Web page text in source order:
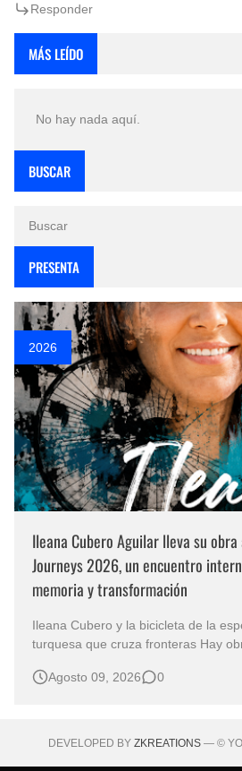
Responder
MÁS LEÍDO
No hay nada aquí.
BUSCAR
PRESENTA
2026
Ileana Cubero Aguilar lleva su
Journeys 2026, un encuentro
memoria y transformación
Ileana Cubero y la bicicleta de la
turquesa que cruza fronteras Hay obras que no necesitan
mundo reconocible. En Noche
Agosto 09, 2026 0
DEVELOPED BY ZKREATIONS— ©